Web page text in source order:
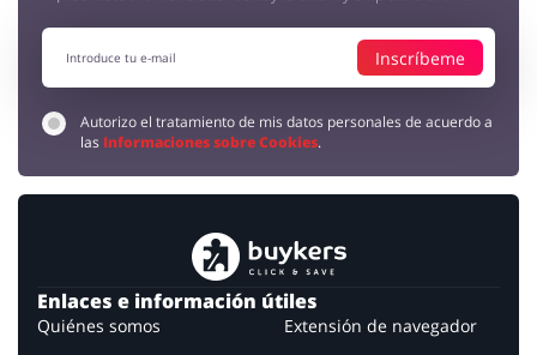
Inscríbeme
Autorizo el tratamiento de mis datos personales de acuerdo a
las Informaciones sobre Cookies.
Enlaces e información útiles
Quiénes somos
Extensión de navegador